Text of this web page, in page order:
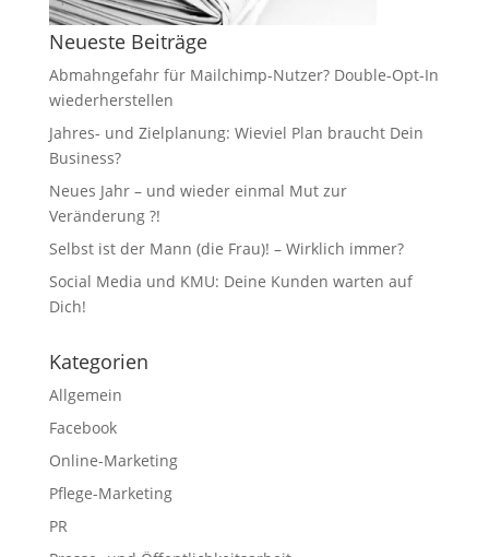
Neueste Beiträge
Abmahngefahr für Mailchimp-Nutzer? Double-Opt-In
wiederherstellen
Jahres- und Zielplanung: Wieviel Plan braucht Dein
Business?
Neues Jahr – und wieder einmal Mut zur
Veränderung ?!
Selbst ist der Mann (die Frau)! – Wirklich immer?
Social Media und KMU: Deine Kunden warten auf
Dich!
Kategorien
Allgemein
Facebook
Online-Marketing
Pflege-Marketing
PR